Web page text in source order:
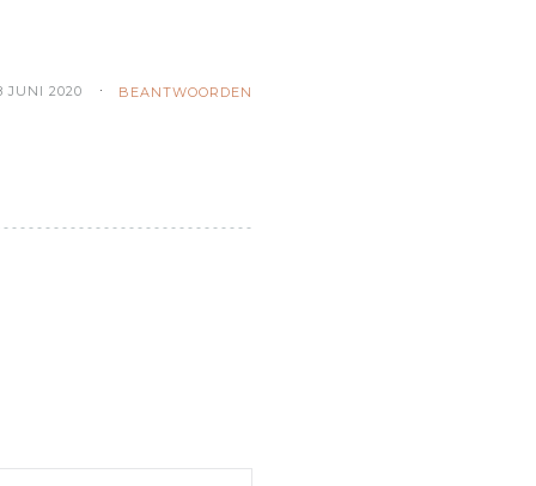
JUNI 2020 BEANTWOORDEN